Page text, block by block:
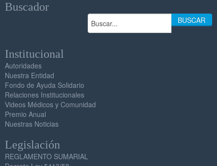
Buscador
BUSCAR
Institucional
Autoridades
Nuestra Entidad
Fondo de Ayuda Solidario
Relaciones Institucionales
Videos Médicos y Comunidad
Premio Anual
Nuestras Noticias
Legislación
REGLAMENTO SUMARIAL